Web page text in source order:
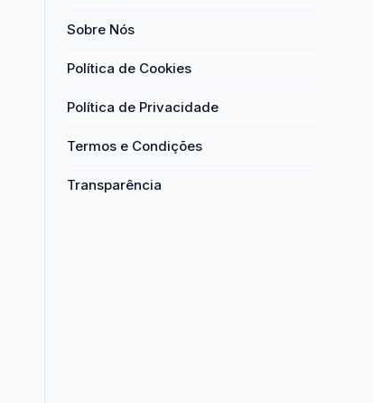
Sobre Nós
Política de Cookies
Política de Privacidade
Termos e Condições
Transparência